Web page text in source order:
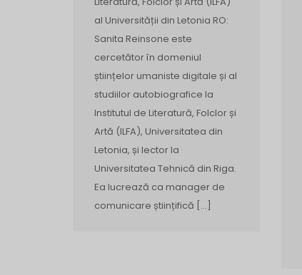
al Universității din Letonia RO:
Sanita Reinsone este
cercetător în domeniul
științelor umaniste digitale și al
studiilor autobiografice la
Institutul de Literatură, Folclor și
Artă (ILFA), Universitatea din
Letonia, și lector la
Universitatea Tehnică din Riga.
Ea lucrează ca manager de
comunicare științifică […]